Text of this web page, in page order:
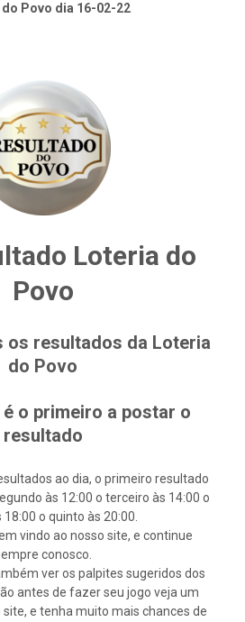
Povo dia 16-02-22
Loteria do
Povo
os resultados da Loteria
do Povo
o primeiro a postar o
resultado
ao dia, o primeiro resultado
às 12:00 o terceiro às 14:00 o
18:00 o quinto às 20:00.
vindo ao nosso site, e continue
conosco.
ver os palpites sugeridos dos
antes de fazer seu jogo veja um
e tenha muito mais chances de